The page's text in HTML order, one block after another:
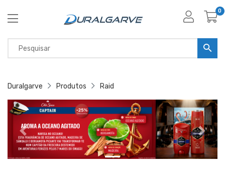
0
Duralgarve Produtos Raid